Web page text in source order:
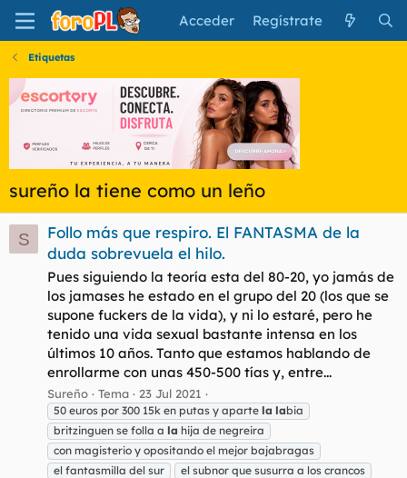
Acceder Regístrate
Etiquetas
sureño la tiene como un leño
S
Follo más que respiro. El FANTASMA de la
duda sobrevuela el hilo.
Pues siguiendo la teoría esta del 80-20, yo jamás de
los jamases he estado en el grupo del 20 (los que se
supone fuckers de la vida), y ni lo estaré, pero he
tenido una vida sexual bastante intensa en los
últimos 10 años. Tanto que estamos hablando de
enrollarme con unas 450-500 tías y, entre...
Sureño Tema 23 Jul 2021
50 euros por 300 15k en putas y aparte la labia
britzinguen se folla a la hija de negreira
con magisterio y opositando el mejor bajabragas
el fantasmilla del sur
el subnor que susurra a los crancos